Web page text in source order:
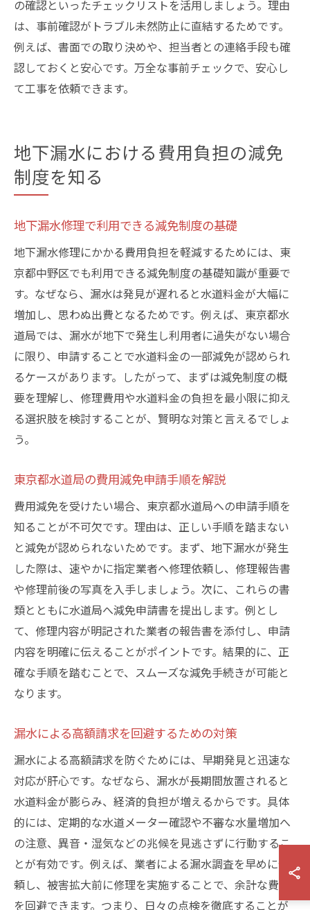
の確認といったチェックリストを活用しましょう。理由
は、事前確認がトラブル未然防止に直結するためです。
例えば、書面での取り決めや、担当者との連絡手段も確
認しておくと安心です。万全な事前チェックで、安心し
て工事を依頼できます。
地下漏水における費用負担の減免
制度を知る
地下漏水修理で利用できる減免制度の基礎
地下漏水修理にかかる費用負担を軽減するためには、東
京都中野区でも利用できる減免制度の基礎知識が重要で
す。なぜなら、漏水は発見が遅れると水道料金が大幅に
増加し、思わぬ出費となるためです。例えば、東京都水
道局では、漏水が地下で発生し利用者に過失がない場合
に限り、申請することで水道料金の一部減免が認められ
るケースがあります。したがって、まずは減免制度の概
要を理解し、修理費用や水道料金の負担を最小限に抑え
る選択肢を検討することが、賢明な対策と言えるでしょ
う。
東京都水道局の費用減免申請手順を解説
費用減免を受けたい場合、東京都水道局への申請手順を
知ることが不可欠です。理由は、正しい手順を踏まない
と減免が認められないためです。まず、地下漏水が発生
した際は、速やかに指定業者へ修理依頼し、修理報告書
や修理前後の写真を入手しましょう。次に、これらの書
類とともに水道局へ減免申請書を提出します。例とし
て、修理内容が明記された業者の報告書を添付し、申請
内容を明確に伝えることがポイントです。結果的に、正
確な手順を踏むことで、スムーズな減免手続きが可能と
なります。
漏水による高額請求を回避するための対策
漏水による高額請求を防ぐためには、早期発見と迅速な
対応が肝心です。なぜなら、漏水が長期間放置されると
水道料金が膨らみ、経済的負担が増えるからです。具体
的には、定期的な水道メーター確認や不審な水量増加へ
の注意、異音・湿気などの兆候を見逃さずに行動するこ
とが有効です。例えば、業者による漏水調査を早めに依
頼し、被害拡大前に修理を実施することで、余計な費用
を回避できます。つまり、日々の点検を徹底することが